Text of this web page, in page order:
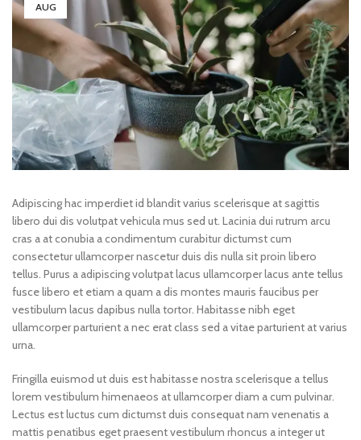
AUG
Adipiscing hac imperdiet id blandit varius scelerisque at sagittis
libero dui dis volutpat vehicula mus sed ut. Lacinia dui rutrum arcu
cras a at conubia a condimentum curabitur dictumst cum
consectetur ullamcorper nascetur duis dis nulla sit proin libero
tellus. Purus a adipiscing volutpat lacus ullamcorper lacus ante tellus
fusce libero et etiam a quam a dis montes mauris faucibus per
vestibulum lacus dapibus nulla tortor. Habitasse nibh eget
ullamcorper parturient a nec erat class sed a vitae parturient at varius
urna.
Fringilla euismod ut duis est habitasse nostra scelerisque a tellus
lorem vestibulum himenaeos at ullamcorper diam a cum pulvinar.
Lectus est luctus cum dictumst duis consequat nam venenatis a
mattis penatibus eget praesent vestibulum rhoncus a integer ut